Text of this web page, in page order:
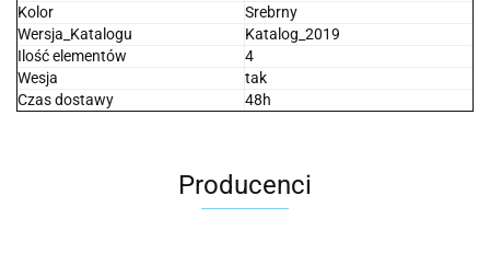
Kolor
Srebrny
Wersja_Katalogu
Katalog_2019
Ilość elementów
4
Wesja
tak
Czas dostawy
48h
Producenci